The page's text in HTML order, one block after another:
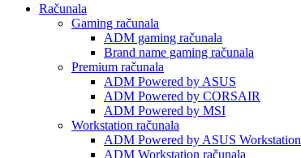
Računala
Gaming računala
ADM gaming računala
Brand name gaming računala
Premium računala
ADM Powered by ASUS
ADM Powered by CORSAIR
ADM Powered by MSI
Workstation računala
ADM Powered by ASUS Workstation
ADM Workstation računala